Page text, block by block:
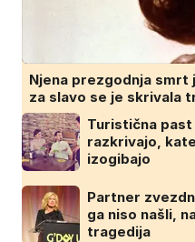
Njena prezgodnja
za slavo se je skrivala
Turistična
razkrivajo,
izogibajo
Partner
ga niso našli,
tragedija